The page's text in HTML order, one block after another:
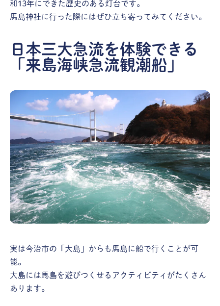
和13年にできた歴史のある灯台です。
馬島神社に行った際にはぜひ立ち寄ってみてください。
日本三大急流を体験できる
「来島海峡急流観潮船」
実は今治市の「大島」からも馬島に船で行くことが可
能。
大島には馬島を遊びつくせるアクティビティがたくさん
あります。